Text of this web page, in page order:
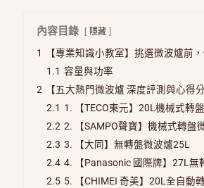
內容目錄 隱藏
1
【專業知識小教室】挑選微波爐前
1.1 容量與功率
2
【五大熱門微波爐 深度評測與心得分
2.1 1. 【TECO東元】20L機械式轉
2.2 2. 【SAMPO聲寶】機械式轉盤
2.3 3. 【大同】無轉盤微波爐25L
2.4 4. 【Panasonic 國際牌】27L無
2.5 5. 【CHIMEI 奇美】20L全自動